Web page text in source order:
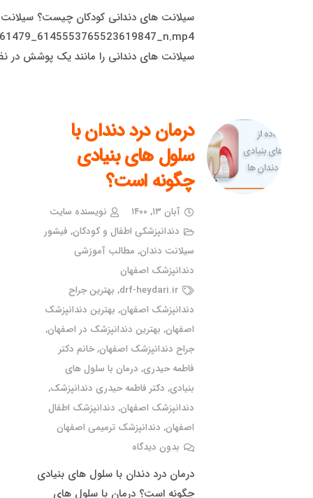
سیلانت های دندانی را مانند یک پوشش در
درمان درد دندان با
سلول های بنیادی
چگونه است؟
آبان ۱۳, ۱۴۰۰
نویسنده سایت
دندانپزشکی اطفال و کودکان, فیشور
سیلانت دندان, مطالب آموزشی
دندانپزشک اصفهان
drf-heydari.ir
, بهترین جراح
دندانپزشک اصفهان, بهترین دندانپزشک
اصفهان, بهترین دندانپزشک در اصفهان,
جراح دندانپزشک اصفهان,خانم دکتر
فاطمه حیدری, درمان با سلول های
بنیادی, دکتر فاطمه حیدری دندانپزشک,
دندانپزشک اصفهان, دندانپزشک اطفال
اصفهان, دندانپزشک ترمیمی اصفهان
بدون دیدگاه
درمان درد دندان با سلول های بنیادی
چگونه است؟ درمان با سلول های